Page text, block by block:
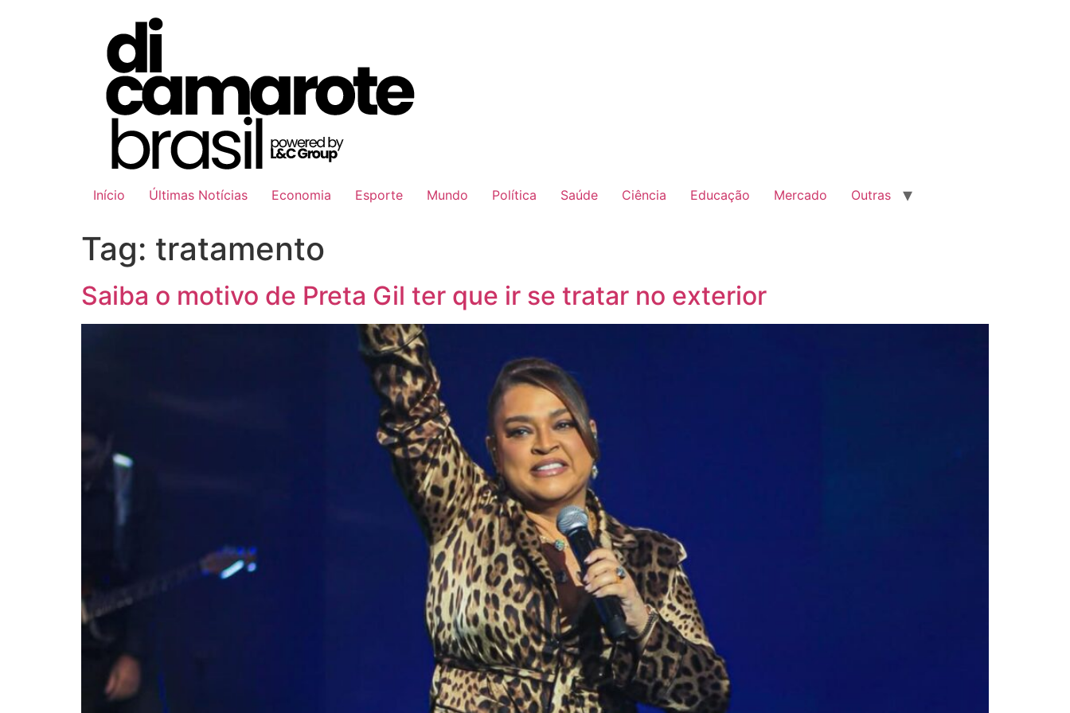
Início Últimas Notícias Economia Esporte Mundo Política Saúde Ciência Educação Mercado Outras
Tag: tratamento
Saiba o motivo de Preta Gil ter que ir se tratar no exterior